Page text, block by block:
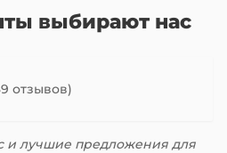
выбирают нас
отзывов)
и лучшие предложения для